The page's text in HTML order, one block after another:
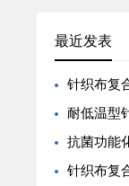
最近发表
针织布复合
耐低温型针织布
抗菌功能化针织
针织布复合TPU